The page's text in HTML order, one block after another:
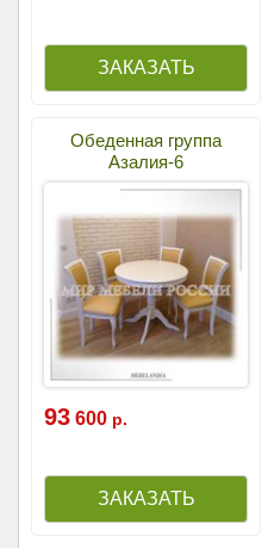
Обеденная группа
Азалия-6
93 600 р.